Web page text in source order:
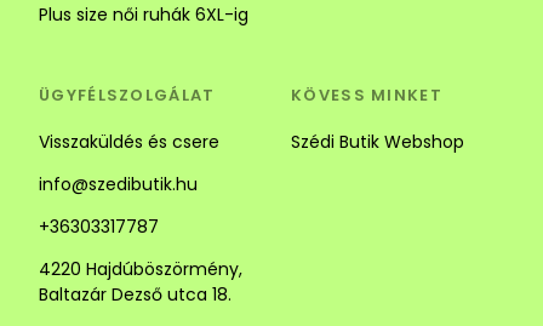
Plus size női ruhák 6XL-ig
ÜGYFÉLSZOLGÁLAT
Visszaküldés és csere
info@szedibutik.hu
+36303317787
4220 Hajdúböszörmény,
Baltazár Dezső utca 18.
KÖVESS MINKET
Szédi Butik Webshop